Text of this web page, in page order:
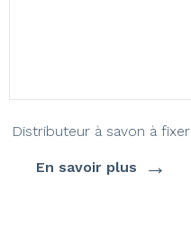
Distributeur à savon à fixer
En savoir plus →